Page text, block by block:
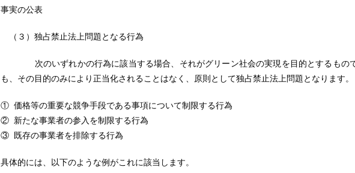
事実の公表
（３）独占禁止法上問題となる行為
次のいずれかの行為に該当する場合、それがグリーン社会の実現を目的とするもの
も、その目的のみにより正当化されることはなく、原則として独占禁止法上問題となります。
① 価格等の重要な競争手段である事項について制限する行為
② 新たな事業者の参入を制限する行為
③ 既存の事業者を排除する行為
具体的には、以下のような例がこれに該当します。